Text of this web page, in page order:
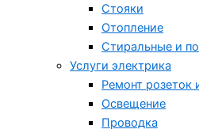
Стояки
Отопление
Стиральные и
Услуги электрика
Ремонт розеток
Освещение
Проводка